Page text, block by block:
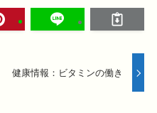
健康情報：ビタミンの働き